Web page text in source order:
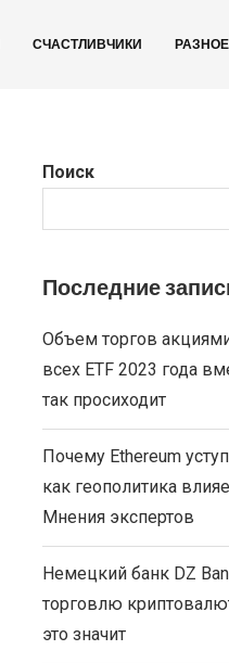
СЧАСТЛИВЧИКИ РАЗНОЕ
Поиск
Последние
Объем торгов
всех ETF 2023 года
так просиходит
Почему Ethereum
как геополитика
Мнения экспертов
Немецкий банк DZ
торговлю
это значит